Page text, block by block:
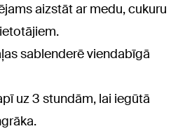
aizstāt ar medu, cukuru
sablenderē viendabīgā
uz 3 stundām, lai iegūtā